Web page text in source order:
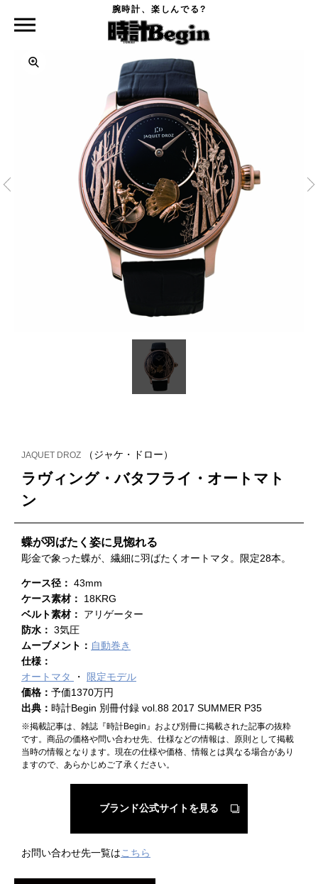
腕時計、楽しんでる?
JAQUET DROZ ラヴィング・バタフライ・オートマトン
JAQUET DROZ （ジャケ・ドロー）
ラヴィング・バタフライ・オートマト
ン
蝶が羽ばたく姿に見惚れる
彫金で象った蝶が、繊細に羽ばたくオートマタ。限定28本。
ケース径： 43mm
ケース素材： 18KRG
ベルト素材： アリゲーター
防水： 3気圧
ムーブメント： 自動巻き
仕様：
オートマタ
限定モデル
価格： 予価1370万円
出典： 時計Begin 別冊付録 vol.88 2017 SUMMER P35
※掲載記事は、雑誌『時計Begin』および別冊に掲載された記事の抜粋
です。商品の価格や問い合わせ先、仕様などの情報は、原則として掲載
当時の情報となります。現在の仕様や価格、情報とは異なる場合があり
ますので、あらかじめご了承ください。
ブランド公式サイトを見る
お問い合わせ先一覧はこちら